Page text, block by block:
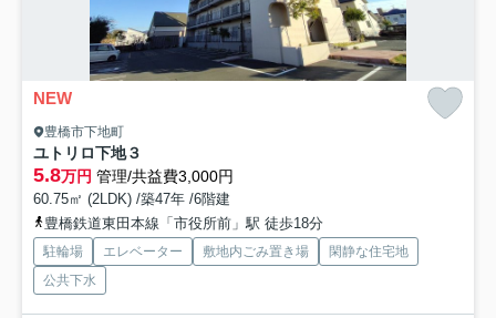
NEW
豊橋市下地町
ユトリロ下地３
5.8万円 管理/共益費3,000円
60.75㎡ (2LDK) /築47年 /6階建
豊橋鉄道東田本線「市役所前」駅 徒歩18分
駐輪場 エレベーター 敷地内ごみ置き場
閑静な住宅地
公共下水